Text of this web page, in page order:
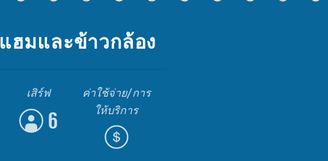
แฮมและข้าวกล้อง
เสิร์ฟ
6
ค่าใช้จ่าย/การ
ให้บริการ